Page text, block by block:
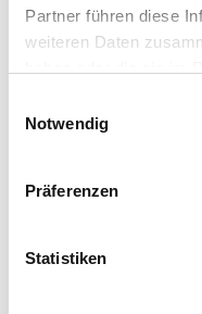
Partner führen diese
weiteren Daten
Notwendig
Präferenzen
Statistiken